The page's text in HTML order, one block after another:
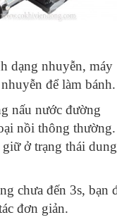
dạng nhuyễn, máy
để làm bánh.
nấu nước đường
nồi thông thường.
ở trạng thái dung
chưa đến 3s, bạn
đơn giản.